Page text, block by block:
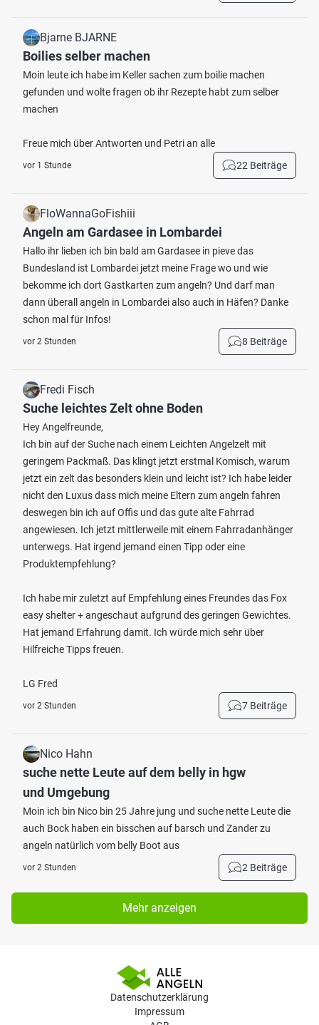
Bjarne BJARNE
Boilies selber machen
Moin leute ich habe im Keller sachen zum boilie machen
gefunden und wolte fragen ob ihr Rezepte habt zum selber
machen
Freue mich über Antworten und Petri an alle
vor 1 Stunde 22 Beiträge
FloWannaGoFishiii
Angeln am Gardasee in Lombardei
Hallo ihr lieben ich bin bald am Gardasee in pieve das
Bundesland ist Lombardei jetzt meine Frage wo und wie
bekomme ich dort Gastkarten zum angeln? Und darf man
dann überall angeln in Lombardei also auch in Häfen? Danke
schon mal für Infos!
vor 2 Stunden 8 Beiträge
Fredi Fisch
Suche leichtes Zelt ohne Boden
Hey Angelfreunde,
Ich bin auf der Suche nach einem Leichten Angelzelt mit
geringem Packmaß. Das klingt jetzt erstmal Komisch, warum
jetzt ein zelt das besonders klein und leicht ist? Ich habe leider
nicht den Luxus dass mich meine Eltern zum angeln fahren
deswegen bin ich auf Offis und das gute alte Fahrrad
angewiesen. Ich jetzt mittlerweile mit einem Fahrradanhänger
unterwegs. Hat irgend jemand einen Tipp oder eine
Produktempfehlung?
Ich habe mir zuletzt auf Empfehlung eines Freundes das Fox
easy shelter + angeschaut aufgrund des geringen Gewichtes.
Hat jemand Erfahrung damit. Ich würde mich sehr über
Hilfreiche Tipps freuen.
LG Fred
vor 2 Stunden 7 Beiträge
Nico Hahn
suche nette Leute auf dem belly in hgw
und Umgebung
Moin ich bin Nico bin 25 Jahre jung und suche nette Leute die
auch Bock haben ein bisschen auf barsch und Zander zu
angeln natürlich vom belly Boot aus
vor 2 Stunden 2 Beiträge
Mehr anzeigen
Datenschutzerklärung
Impressum